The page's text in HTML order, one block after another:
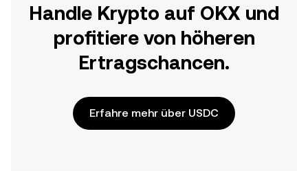
Handle Krypto auf OKX und
profitiere von höheren
Ertragschancen.
Erfahre mehr über USDC